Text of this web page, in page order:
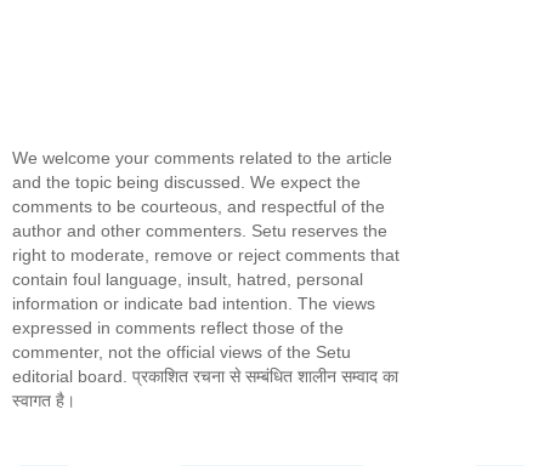
We welcome your comments related to the article
and the topic being discussed. We expect the
comments to be courteous, and respectful of the
author and other commenters. Setu reserves the
right to moderate, remove or reject comments that
contain foul language, insult, hatred, personal
information or indicate bad intention. The views
expressed in comments reflect those of the
commenter, not the official views of the Setu
editorial board. प्रकाशित रचना से सम्बंधित शालीन सम्वाद का
स्वागत है।